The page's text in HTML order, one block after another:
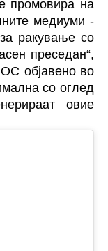
промовира на
медиуми -
ракување со
преседан“,
објавено во
со оглед
овие